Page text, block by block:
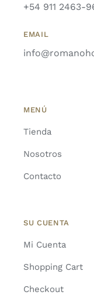
+54 911 2463-
EMAIL
MENÚ
Tienda
Nosotros
Contacto
SU CUENTA
Mi Cuenta
Shopping Cart
Checkout